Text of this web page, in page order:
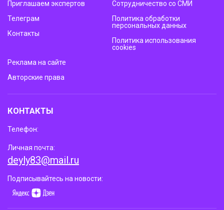
Приглашаем экспертов
Телеграм
Контакты
Сотрудничество со СМИ
Политика обработки
персональных данных
Политика использования
cookies
Реклама на сайте
Авторские права
КОНТАКТЫ
Телефон:
Личная почта:
deyly83@mail.ru
Подписывайтесь на новости: